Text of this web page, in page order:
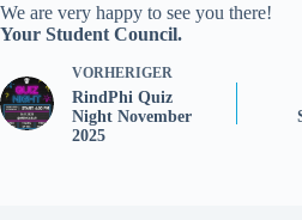
We are very happy to see you there!
Your Student Council.
VORHERIGER
RindPhi Quiz
Night November
2025